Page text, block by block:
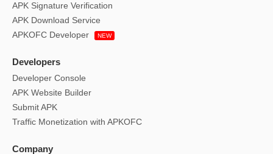
APK Signature Verification
APK Download Service
APKOFC Developer
NEW
Developers
Developer Console
APK Website Builder
Submit APK
Traffic Monetization with APKOFC
Company